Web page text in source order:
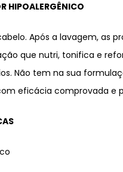
HIPOALERGÊNICO
Após a lavagem, as
que nutri, tonifica e
Não tem na sua
eficácia comprovada e